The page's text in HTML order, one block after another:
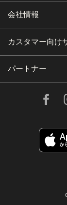
会社情報
カスタマー向け
パートナー